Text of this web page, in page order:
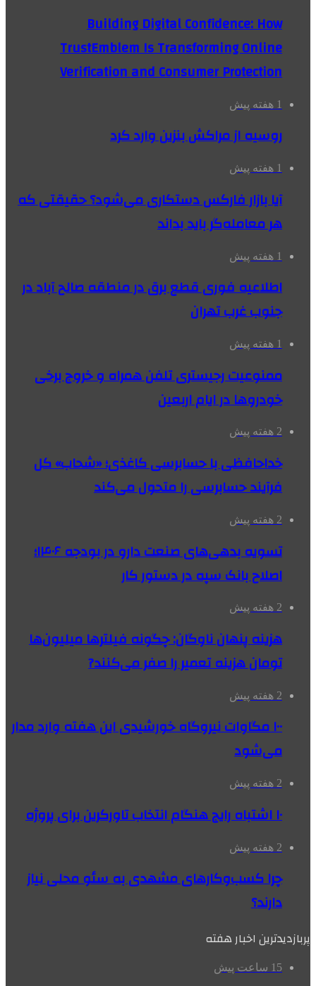
Building Digital Confidence: How
TrustEmblem Is Transforming Online
Verification and Consumer Protection
1 هفته پیش
روسیه از مراکش بنزین وارد کرد
1 هفته پیش
آیا بازار فارکس دستکاری می‌شود؟ حقیقتی که
هر معامله‌گر باید بداند
1 هفته پیش
اطلاعیه فوری قطع برق در منطقه صالح آباد در
جنوب غرب تهران
1 هفته پیش
ممنوعیت رجیستری تلفن همراه و خروج برخی
خودروها در ایام اربعین
2 هفته پیش
خداحافظی با حسابرسی کاغذی؛ «شحاب» کل
فرآیند حسابرسی را متحول می‌کند
2 هفته پیش
تسویه بدهی‌های صنعت دارو در بودجه ۱۴۰۶؛
اصلاح بانک سپه در دستور کار
2 هفته پیش
هزینه پنهان ناوگان: چگونه فیلترها میلیون‌ها
تومان هزینه تعمیر را صفر می‌کنند?
2 هفته پیش
۱۰۰ مگاوات نیروگاه‌ خورشیدی این هفته وارد مدار
می‌شود
2 هفته پیش
۱۰ اشتباه رایج هنگام انتخاب تاورکرین برای پروژه
2 هفته پیش
چرا کسب‌وکارهای مشهدی به سئو محلی نیاز
دارند؟
پربازدیدترین اخبار هفته
15 ساعت پیش